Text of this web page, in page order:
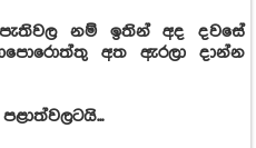
නම් ඉතින් අද දවසේ
අත ඇරලා දාන්න